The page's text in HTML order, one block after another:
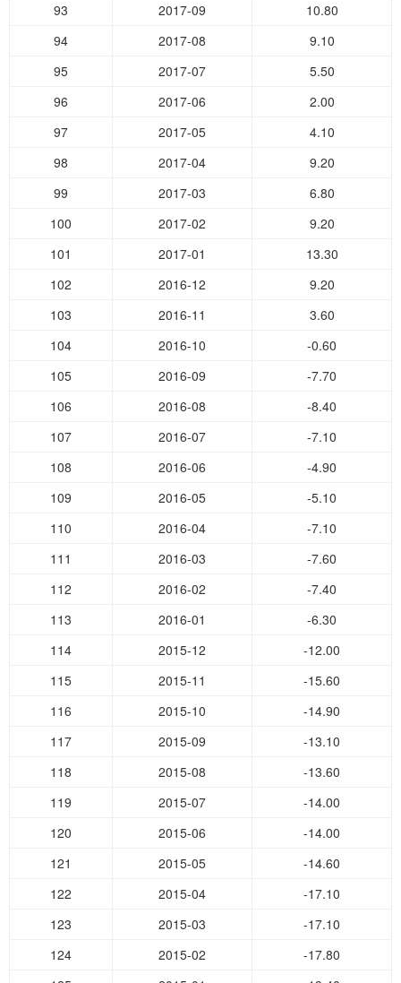
93
2017-09
10.80
94
2017-08
9.10
95
2017-07
5.50
96
2017-06
2.00
97
2017-05
4.10
98
2017-04
9.20
99
2017-03
6.80
100
2017-02
9.20
101
2017-01
13.30
102
2016-12
9.20
103
2016-11
3.60
104
2016-10
-0.60
105
2016-09
-7.70
106
2016-08
-8.40
107
2016-07
-7.10
108
2016-06
-4.90
109
2016-05
-5.10
110
2016-04
-7.10
111
2016-03
-7.60
112
2016-02
-7.40
113
2016-01
-6.30
114
2015-12
-12.00
115
2015-11
-15.60
116
2015-10
-14.90
117
2015-09
-13.10
118
2015-08
-13.60
119
2015-07
-14.00
120
2015-06
-14.00
121
2015-05
-14.60
122
2015-04
-17.10
123
2015-03
-17.10
124
2015-02
-17.80